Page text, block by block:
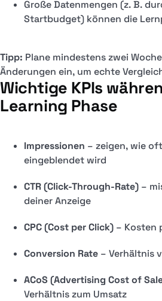
Große Datenmengen (z. B.
Startbudget) können die
Tipp: Plane mindestens zwei
Änderungen ein, um echte
Wichtige KPIs
Learning Phase
Impressionen – zeigen, wie
eingeblendet wird
CTR (Click-Through-Rate) –
deiner Anzeige
CPC (Cost per Click) – Kosten
Conversion Rate – Verhältnis
ACoS (Advertising Cost of
Verhältnis zum Umsatz